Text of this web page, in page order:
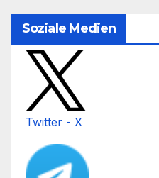
Soziale Medien
Twitter - X